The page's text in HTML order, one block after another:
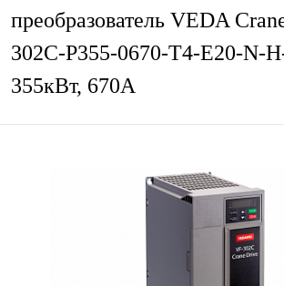
преобразователь VEDA
302C-P355-0670-T4-E20-N-
355кВт, 670А